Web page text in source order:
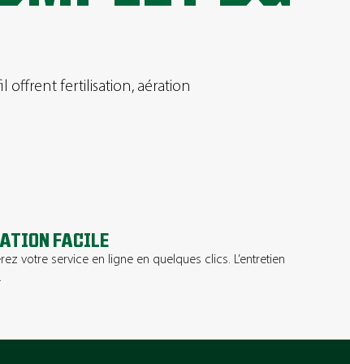
offrent fertilisation, aération
FACILE
votre service en ligne en quelques clics. L’entretien